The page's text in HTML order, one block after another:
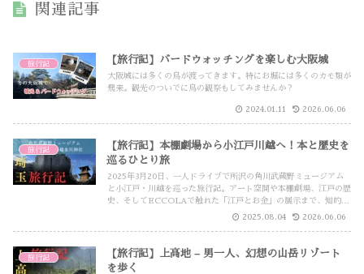
関連記事
旅行記 【旅行記】バードウォッチングを楽しむ大阪城
大阪城には多くの鳥が渡ってきます。特にお堀には多くのカモ類が
飛来。観光のついでに鳥の観察もしてみませんか？
2024.01.11 2026.06.06
旅行記
【旅行記】本棚劇場から小江戸川越へ！本と歴史を
巡るひとり旅
2025年3月20日、一人ドライブで所沢の角川武蔵野ミュージアム
と小江戸・川越を巡った旅行記。アート空間や本棚劇場、江戸の歴
史、そしてECCOLAで触れた「江戸とお金」の展示まで、知的好
奇心を満たす充実の一日をレポートします。
2025.08.04 2026.06.06
旅行記
【旅行記】上高地 – 男一人、幻想の山岳リゾート
を歩く